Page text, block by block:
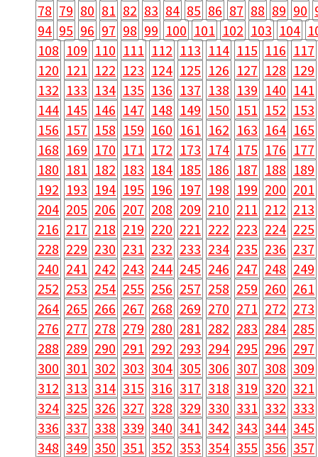
78 79 80 81 82 83 84 85 86 87 88 89 90
94 95 96 97 98 99 100 101 102 103 104
108 109 110 111 112 113 114 115 116 117
120 121 122 123 124 125 126 127 128 129
132 133 134 135 136 137 138 139 140 141
144 145 146 147 148 149 150 151 152 153
156 157 158 159 160 161 162 163 164 165
168 169 170 171 172 173 174 175 176 177
180 181 182 183 184 185 186 187 188 189
192 193 194 195 196 197 198 199 200 201
204 205 206 207 208 209 210 211 212 213
216 217 218 219 220 221 222 223 224 225
228 229 230 231 232 233 234 235 236 237
240 241 242 243 244 245 246 247 248 249
252 253 254 255 256 257 258 259 260 261
264 265 266 267 268 269 270 271 272 273
276 277 278 279 280 281 282 283 284 285
288 289 290 291 292 293 294 295 296 297
300 301 302 303 304 305 306 307 308 309
312 313 314 315 316 317 318 319 320 321
324 325 326 327 328 329 330 331 332 333
336 337 338 339 340 341 342 343 344 345
348 349 350 351 352 353 354 355 356 357